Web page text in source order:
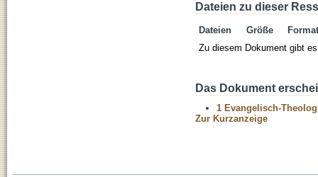
Dateien zu dieser
Dateien Größe
Format
Zu diesem Dokument gibt
Das Dokument
1 Evangelisch-
Zur Kurzanzeige